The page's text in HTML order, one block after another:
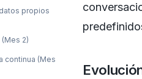
propios
2)
continua (Mes